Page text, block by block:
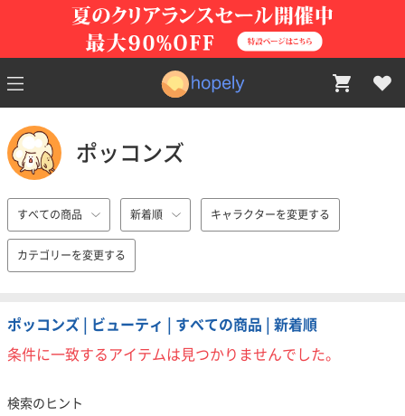
ポッコンズ
すべての商品 新着順 キャラクターを変更する
カテゴリーを変更する
ポッコンズ | ビューティ | すべての商品 | 新着順
条件に一致するアイテムは見つかりませんでした。
検索のヒント